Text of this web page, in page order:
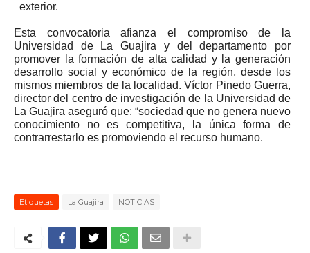
exterior.
Esta convocatoria afianza el compromiso de la
Universidad de La Guajira y del departamento por
promover la formación de alta calidad y la generación
desarrollo social y económico de la región, desde los
mismos miembros de la localidad. Víctor Pinedo Guerra,
director del centro de investigación de la Universidad de
La Guajira aseguró que: “sociedad que no genera nuevo
conocimiento no es competitiva, la única forma de
contrarrestarlo es promoviendo el recurso humano.
Etiquetas La Guajira NOTICIAS